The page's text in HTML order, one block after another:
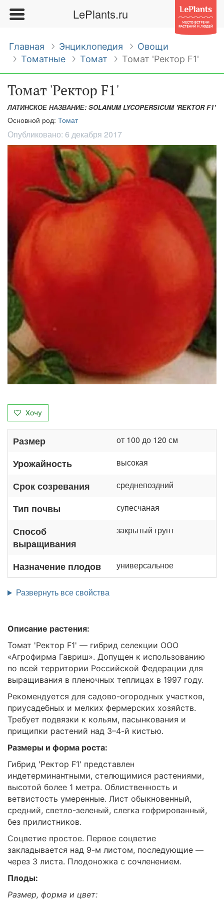
LePlants.ru
Главная Энциклопедия
Овощи
Томатные
Томат Томат 'Ректор F1'
Томат 'Ректор F1'
ЛАТИНСКОЕ НАЗВАНИЕ: SOLANUM LYCOPERSICUM 'REKTOR F1'
Основной род: Томат
Опубликовано: 6 декабря 2017
Хочу
Размер от 100 до 120 см
Урожайность высокая
Срок созревания среднепоздний
Тип почвы супесчаная
Способ
выращивания
закрытый грунт
Назначение плодов универсальное
Развернуть все свойства
Описание растения:
Томат 'Ректор F1' — гибрид селекции ООО
«Агрофирма Гавриш». Допущен к использованию
по всей территории Российской Федерации для
выращивания в пленочных теплицах в 1997 году.
Рекомендуется для садово-огородных участков,
приусадебных и мелких фермерских хозяйств.
Требует подвязки к кольям, пасынкования и
прищипки растений над 3–4-й кистью.
Размеры и форма роста:
Гибрид 'Ректор F1' представлен
индетерминантными, стелющимися растениями,
высотой более 1 метра. Облиственность и
ветвистость умеренные. Лист обыкновенный,
средний, светло-зеленый, слегка гофрированный,
без прилистников.
Соцветие простое. Первое соцветие
закладывается над 9-м листом, последующие —
через 3 листа. Плодоножка с сочленением.
Плоды:
Размер, форма и цвет: